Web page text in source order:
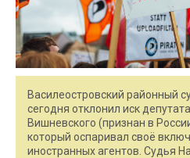
Василеостровский районный
сегодня отклонил иск
Вишневского (признан в
который оспаривал своё
иностранных агентов. Судья